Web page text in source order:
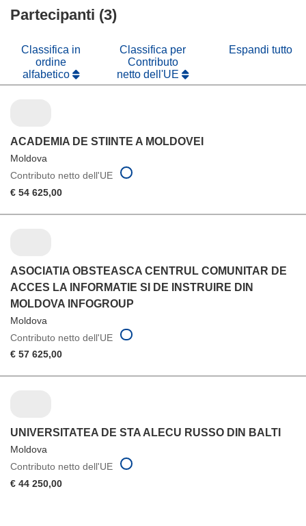
finestra)
Partecipanti (3)
Classifica in
ordine
alfabetico
Classifica per
Contributo
netto dell'UE
Espandi tutto
ACADEMIA DE STIINTE A MOLDOVEI
Moldova
Contributo netto dell'UE
€ 54 625,00
ASOCIATIA OBSTEASCA CENTRUL COMUNITAR DE
ACCES LA INFORMATIE SI DE INSTRUIRE DIN
MOLDOVA INFOGROUP
Moldova
Contributo netto dell'UE
€ 57 625,00
UNIVERSITATEA DE STA ALECU RUSSO DIN BALTI
Moldova
Contributo netto dell'UE
€ 44 250,00